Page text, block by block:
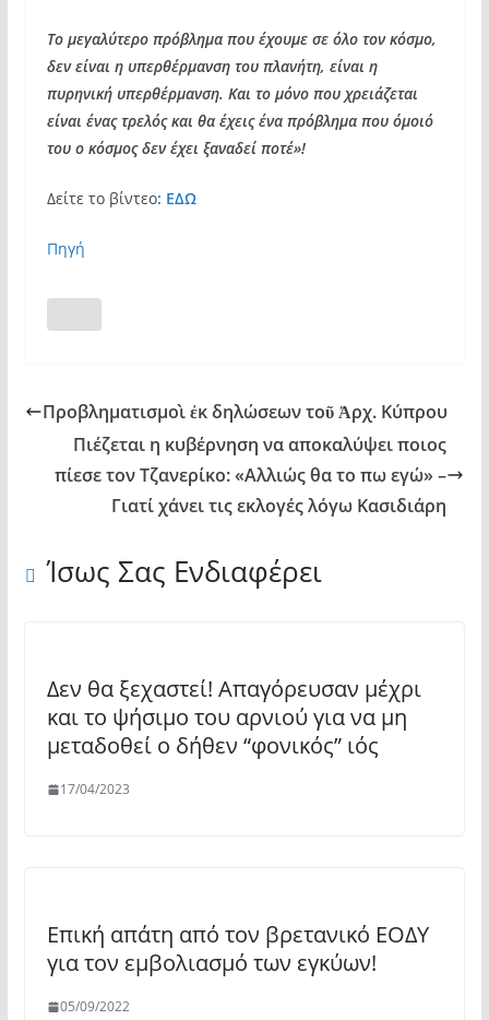
Το μεγαλύτερο πρόβλημα που έχουμε σε όλο τον κόσμο,
δεν είναι η υπερθέρμανση του πλανήτη, είναι η
πυρηνική υπερθέρμανση. Και το μόνο που χρειάζεται
είναι ένας τρελός και θα έχεις ένα πρόβλημα που όμοιό
του ο κόσμος δεν έχει ξαναδεί ποτέ»!
Δείτε το βίντεο: ΕΔΩ
Πηγή
Προβληματισμοὶ ἐκ δηλώσεων τοῦ Ἀρχ. Κύπρου
Πιέζεται η κυβέρνηση να αποκαλύψει ποιος
πίεσε τον Τζανερίκο: «Αλλιώς θα το πω εγώ» –
Γιατί χάνει τις εκλογές λόγω Κασιδιάρη
Ίσως Σας Ενδιαφέρει
Δεν θα ξεχαστεί! Απαγόρευσαν μέχρι
και το ψήσιμο του αρνιού για να μη
μεταδοθεί ο δήθεν “φονικός” ιός
17/04/2023
Επική απάτη από τον βρετανικό ΕΟΔΥ
για τον εμβολιασμό των εγκύων!
05/09/2022